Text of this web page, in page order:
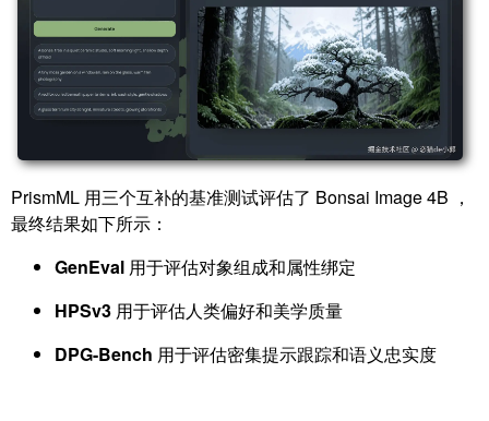
PrismML 用三个互补的基准测试评估了 Bonsai Image 4B ，
最终结果如下所示：
GenEval 用于评估对象组成和属性绑定
HPSv3 用于评估人类偏好和美学质量
DPG-Bench 用于评估密集提示跟踪和语义忠实度